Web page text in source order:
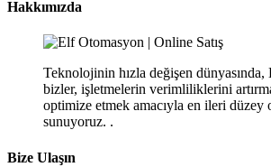
Hakkımızda
Teknolojinin hızla değişen
bizler, işletmelerin verimliliklerini
optimize etmek amacıyla en ileri düzey
sunuyoruz. .
Bize Ulaşın